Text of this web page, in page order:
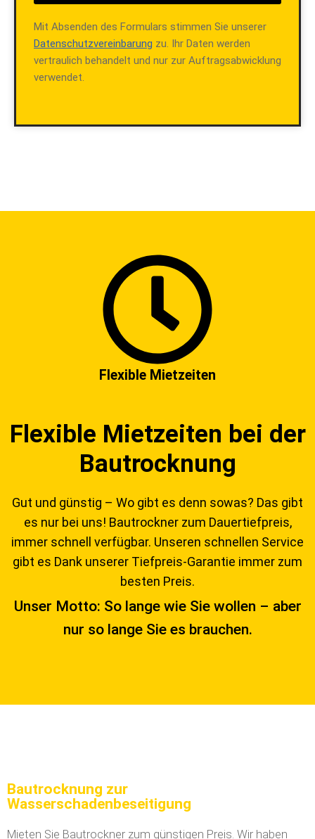
Mit Absenden des Formulars stimmen Sie unserer
Datenschutzvereinbarung zu. Ihr Daten werden
vertraulich behandelt und nur zur Auftragsabwicklung
verwendet.
Flexible Mietzeiten
Flexible Mietzeiten bei der
Bautrocknung
Gut und günstig – Wo gibt es denn sowas? Das gibt
es nur bei uns! Bautrockner zum Dauertiefpreis,
immer schnell verfügbar. Unseren schnellen Service
gibt es Dank unserer Tiefpreis-Garantie immer zum
besten Preis.
Unser Motto: So lange wie Sie wollen – aber
nur so lange Sie es brauchen.
Bautrocknung zur
Wasserschadenbeseitigung
Mieten Sie Bautrockner zum günstigen Preis. Wir haben